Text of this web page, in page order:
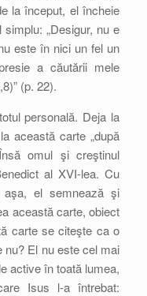
la început, el încheie
„Desigur, nu e
este în nici un fel un
a căutării mele
(p. 22).
personală. Deja la
această carte „după
omul şi creştinul
al XVI-lea. Cu
aşa, el semnează şi
această carte, obiect
carte se citeşte ca o
nu? El nu este cel mai
active în toată lumea,
Isus l-a întrebat: